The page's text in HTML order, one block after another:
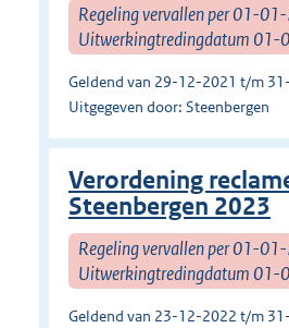
Regeling vervallen per 01-
Uitwerkingtredingdatum
Geldend van 29-12-2021 t/m
Uitgegeven door: Steenbergen
Verordening
Steenbergen 2023
Regeling vervallen per 01-
Uitwerkingtredingdatum
Geldend van 23-12-2022 t/m